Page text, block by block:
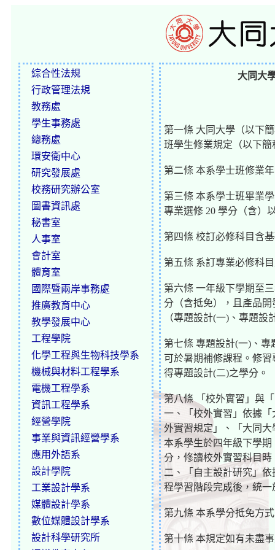
綜合性法規
行政管理法規
教務處
學生事務處
總務處
環安衛中心
研究發展處
校務研究辦公室
圖書資訊處
秘書室
人事室
會計室
體育室
國際暨兩岸事務處
推廣教育中心
教學發展中心
工程學院
化學工程與生物科技學系
機械與材料工程學系
電機工程學系
資訊工程學系
經營學院
事業與資訊經營學系
應用外語系
設計學院
工業設計學系
媒體設計學系
數位媒體設計學系
設計科學研究所
大同大
第一條 大同大學（以下
班學生修業規定（以下簡
第二條 本系學士班修業
第三條 本系學士班畢業
專業選修 20 學分（含）
第四條 校訂必修科目含
第五條 系訂專業必修科
第六條 一年級下學期至
分（含抵免），且產品
（專題設計(一)、專題
第七條 專題設計(一)、
可於暑期補修課程。修
得專題設計(二)之學分。
第八條 「校外實習」與
一、「校外實習」依據
外實習規定」、「大同
本系學生於四年級下學
分，修讀校外實習科目
二、「自主設計研究」
程學習階段完成後，統
第九條 本系學分抵免方
第十條 本規定如有未盡